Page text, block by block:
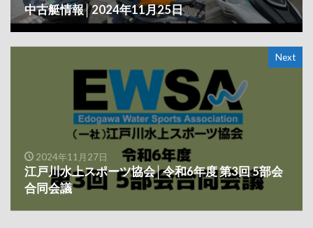
中古艇情報│2024年11月25日
Next
2024年11月27日
江戸川水上スポーツ協会│令和6年度 第3回 5部会
合同会議